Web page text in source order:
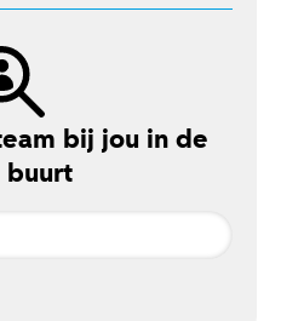
bij jou in de
buurt